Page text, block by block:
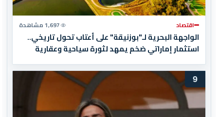
اقتصاد 1,697 مشاهدة
الواجهة البحرية لـ"بوزنيقة" على أعتاب تحول تاريخي..
استثمار إماراتي ضخم يمهد لثورة سياحية وعقارية
9